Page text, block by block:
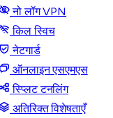
नो लॉग VPN
किल स्विच
नेटगार्ड
ऑनलाइन एसएमएस
स्प्लिट टनलिंग
अतिरिक्त विशेषताएँ